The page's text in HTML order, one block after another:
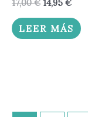
17,00€ 14,95 €
LEER MÁS